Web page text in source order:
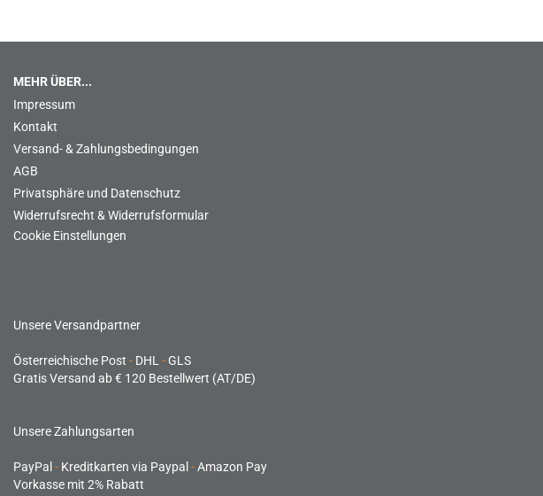
MEHR ÜBER...
Impressum
Kontakt
Versand- & Zahlungsbedingungen
AGB
Privatsphäre und Datenschutz
Widerrufsrecht & Widerrufsformular
Cookie Einstellungen
Unsere Versandpartner
Österreichische Post - DHL -GLS
Gratis Versand ab € 120 Bestellwert (AT/DE)
Unsere Zahlungsarten
PayPal - Kreditkarten via Paypal -Amazon Pay
Vorkasse mit 2% Rabatt